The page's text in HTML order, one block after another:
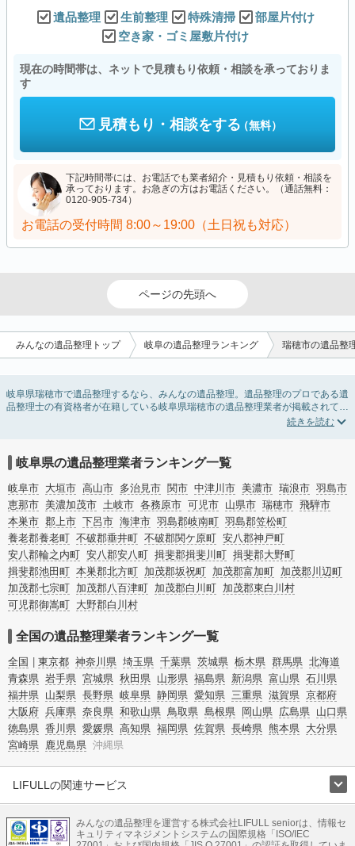
遺品整理 生前整理 特殊清掃
部屋片付け
空き家・ゴミ屋敷片付け
現在の時間帯は、ネットで見積もり依頼・相談を承っておりま
す
見積もり・相談をする（無料）
下記時間帯には、お電話でも業者紹介・見積もり依頼・相談を
承っております。お急ぎの方はお電話ください。（通話無料：
0120-905-734）
お電話の受付時間 8:00～19:00（土日祝も対応）
ページの先頭へ
みんなの遺品整理トップ 岐阜の遺品整理ランキング 瑞穂市の遺品整
岐阜県瑞穂市で遺品整理するなら、みんなの遺品整理。遺品整理のプロである遺
品整理士の有資格者が在籍している岐阜県瑞穂市の遺品整理業者が掲載されてい
ます。遺品処分を即日対応してくれる実家の片付け業者や遺品整理会社を比較で
件を利用し検索してみましょう。
ゴミの処分方法や親の家の遺品整理をはじめる時期などお役立ち情報も豊富なの
で、チェックしてみてください。
岐阜県の遺品整理業者ランキング一覧
岐阜市 大垣市 高山市 多治見市 関市 中津川市 美濃市 瑞浪市 羽島市
恵那市 美濃加茂市 土岐市 各務原市 可児市 山県市 瑞穂市 飛騨市
本巣市 郡上市 下呂市 海津市 羽島郡岐南町 羽島郡笠松町
養老郡養老町 不破郡垂井町 不破郡関ケ原町 安八郡神戸町
安八郡輪之内町 安八郡安八町 揖斐郡揖斐川町 揖斐郡大野町
揖斐郡池田町 本巣郡北方町 加茂郡坂祝町 加茂郡富加町 加茂郡川辺町
加茂郡七宗町 加茂郡八百津町 加茂郡白川町 加茂郡東白川村
可児郡御嵩町 大野郡白川村
全国の遺品整理業者ランキング一覧
全国 東京都 神奈川県 埼玉県 千葉県 茨城県 栃木県 群馬県 北海道
青森県 岩手県 宮城県 秋田県 山形県 福島県 新潟県 富山県 石川県
福井県 山梨県 長野県 岐阜県 静岡県 愛知県 三重県 滋賀県 京都府
大阪府 兵庫県 奈良県 和歌山県 鳥取県 島根県 岡山県 広島県 山口県
徳島県 香川県 愛媛県 高知県 福岡県 佐賀県 長崎県 熊本県 大分県
宮崎県 鹿児島県 沖縄県
LIFULLの関連サービス
不動産・住宅
引越し 老人ホーム 地方創生 ママの就労支援
不動産クラウドファンディング 遺品整理 老後の暮らし情報
みんなの遺品整理を運営する株式会社LIFULL seniorは、情報セ
キュリティマネジメントシステムの国際規格「ISO/IEC